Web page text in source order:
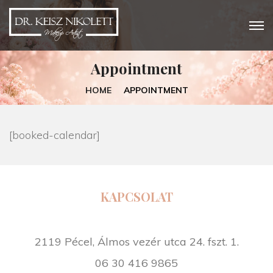
Appointment
HOME APPOINTMENT
[booked-calendar]
KAPCSOLAT
2119 Pécel, Álmos vezér utca 24. fszt. 1.
06 30 416 9865